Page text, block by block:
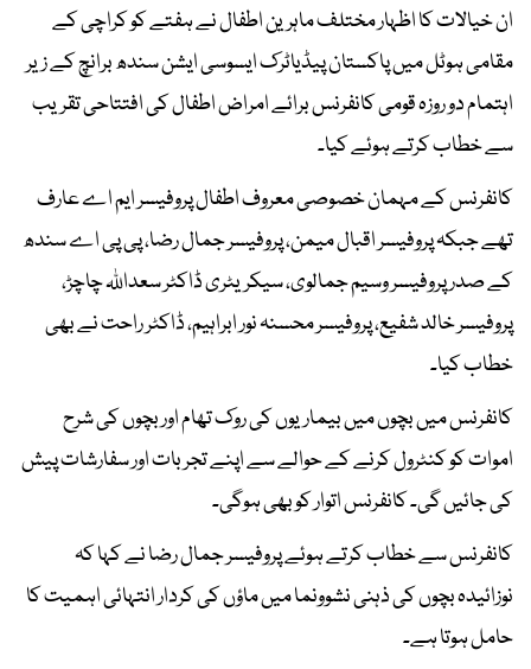
ان خیالات کا اظہار مختلف ماہرین اطفال نے ہفتے کو کراچی کے
مقامی ہوٹل میں پاکستان پیڈیاٹرک ایسوسی ایشن سندھ برانچ کے زیر
اہتمام دو روزہ قومی کانفرنس برائے امراض اطفال کی افتتاحی تقریب
سے خطاب کرتے ہوئے کیا۔
کانفرنس کے مہمان خصوصی معروف اطفال پروفیسر ایم اے عارف
تھے جبکہ پروفیسر اقبال میمن، پروفیسر جمال رضا، پی پی اے سندھ
کے صدر پروفیسر وسیم جمالوی، سیکریٹری ڈاکٹر سعداللہ چاچڑ،
پروفیسر خالد شفیع، پروفیسر محسنہ نور ابراہیم، ڈاکٹر راحت نے بھی
خطاب کیا۔
کانفرنس میں بچوں میں بیماریوں کی روک تھام اور بچوں کی شرح
اموات کو کنٹرول کرنے کے حوالے سے اپنے تجربات اور سفارشات پیش
کی جائیں گی۔ کانفرنس اتوار کو بھی ہوگی۔
کانفرنس سے خطاب کرتے ہوئے پروفیسر جمال رضا نے کہا کہ
نوزائیدہ بچوں کی ذہنی نشوونما میں ماؤں کی کردار انتہائی اہمیت کا
حامل ہوتا ہے۔